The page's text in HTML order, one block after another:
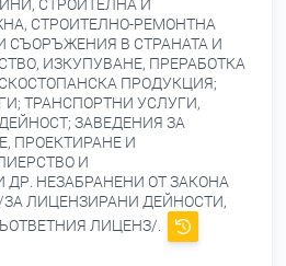
СТРОИТЕЛНА И
СТРОИТЕЛНО-РЕМОНТНА
СЪОРЪЖЕНИЯ В СТРАНАТА И
ИЗКУПУВАНЕ, ПРЕРАБОТКА
ПРОДУКЦИЯ;
ТРАНСПОРТНИ УСЛУГИ,
ЗАВЕДЕНИЯ ЗА
ПРОЕКТИРАНЕ И
И
ДР. НЕЗАБРАНЕНИ ОТ ЗАКОНА
ЛИЦЕНЗИРАНИ ДЕЙНОСТИ,
ЛИЦЕНЗ/.